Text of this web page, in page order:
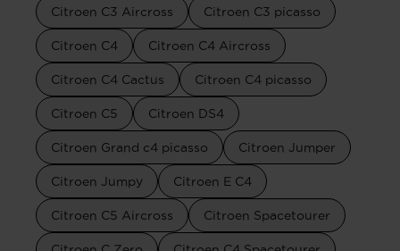
Citroen C3 Aircross Citroen C3 picasso
Citroen C4 Citroen C4 Aircross
Citroen C4 Cactus Citroen C4 picasso
Citroen C5 Citroen DS4
Citroen Grand c4 picasso Citroen Jumper
Citroen Jumpy Citroen E C4
Citroen C5 Aircross Citroen Spacetourer